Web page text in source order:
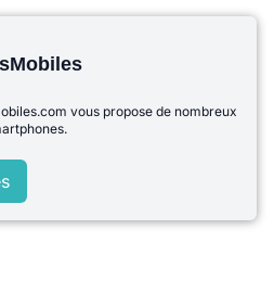
vous propose de nombreux